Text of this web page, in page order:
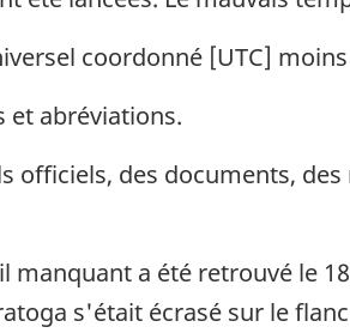
coordonné [UTC]
et abréviations.
officiels, des documents,
a été retrouvé le
s'était écrasé sur le